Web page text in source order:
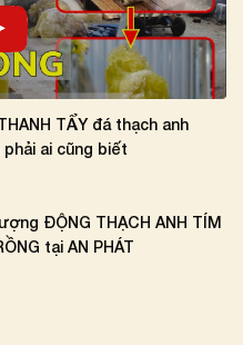
TẨY đá thạch anh
phải ai cũng biết
ĐỘNG THẠCH ANH TÍM
tại AN PHÁT